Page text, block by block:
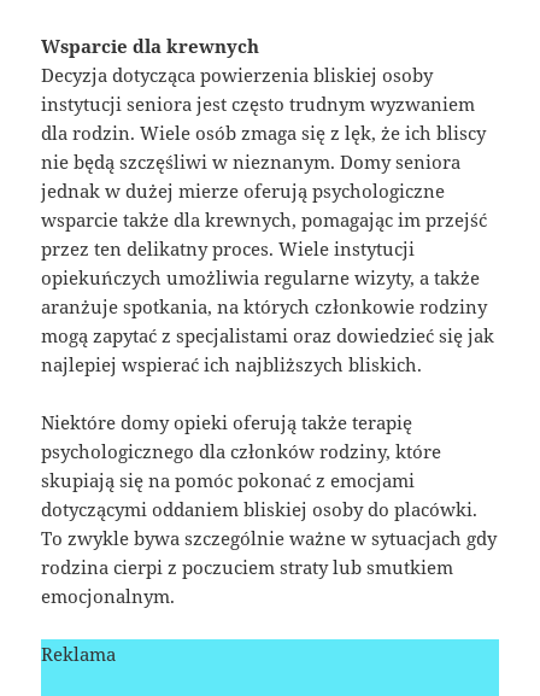
Wsparcie dla krewnych
Decyzja dotycząca powierzenia bliskiej osoby
instytucji seniora jest często trudnym wyzwaniem
dla rodzin. Wiele osób zmaga się z lęk, że ich bliscy
nie będą szczęśliwi w nieznanym. Domy seniora
jednak w dużej mierze oferują psychologiczne
wsparcie także dla krewnych, pomagając im przejść
przez ten delikatny proces. Wiele instytucji
opiekuńczych umożliwia regularne wizyty, a także
aranżuje spotkania, na których członkowie rodziny
mogą zapytać z specjalistami oraz dowiedzieć się jak
najlepiej wspierać ich najbliższych bliskich.
Niektóre domy opieki oferują także terapię
psychologicznego dla członków rodziny, które
skupiają się na pomóc pokonać z emocjami
dotyczącymi oddaniem bliskiej osoby do placówki.
To zwykle bywa szczególnie ważne w sytuacjach gdy
rodzina cierpi z poczuciem straty lub smutkiem
emocjonalnym.
Reklama